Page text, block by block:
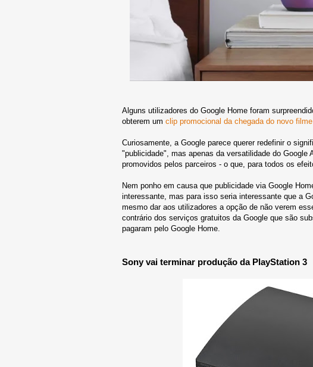
Alguns utilizadores do Google Home foram
obterem um clip promocional da chegada do novo
Curiosamente, a Google parece querer redefinir o
"publicidade", mas apenas da versatilidade do Google
promovidos pelos parceiros - o que, para todos os
Nem ponho em causa que publicidade via Google
interessante, mas para isso seria interessante que a
mesmo dar aos utilizadores a opção de não verem
contrário dos serviços gratuitos da Google que são
pagaram pelo Google Home.
Sony vai terminar produção da PlayStation 3